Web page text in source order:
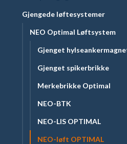
Gjengede løftesystemer
NEO Optimal Løftsystem
Gjenget
Gjenget spikerbrikke
Merkebrikke Optimal
NEO-BTK
NEO-LIS OPTIMAL
NEO-løft OPTIMAL